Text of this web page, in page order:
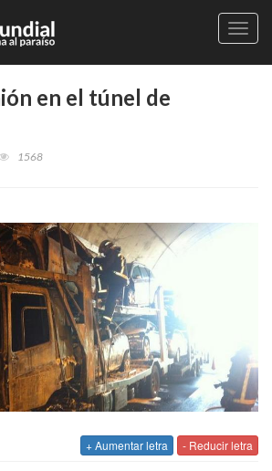
en el túnel de
1568
+ Aumentar letra - Reducir letra